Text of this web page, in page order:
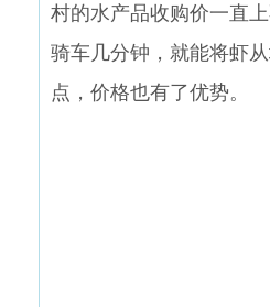
村的水产品收购价一直
骑车几分钟，就能将虾
点，价格也有了优势。